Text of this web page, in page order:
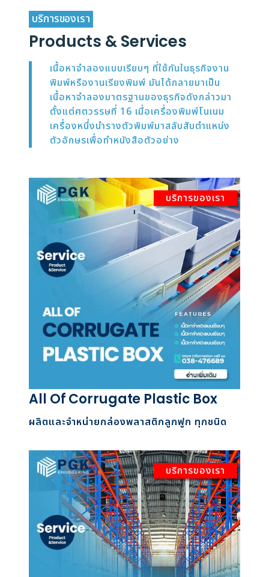
บริการของเรา
Products & Services
เนื้อหาจำลองแบบเรียบๆ ที่ใช้กันในธุรกิจงาน
พิมพ์หรืองานเรียงพิมพ์ มันได้กลายมาเป็น
เนื้อหาจำลองมาตรฐานของธุรกิจดังกล่าวมา
ตั้งแต่ศตวรรษที่ 16 เมื่อเครื่องพิมพ์โนเนม
เครื่องหนึ่งนำรางตัวพิมพ์มาสลับสับตำแหน่ง
ตัวอักษรเพื่อทำหนังสือตัวอย่าง
บริการของเรา
All Of Corrugate Plastic Box
ผลิตและจำหน่ายกล่องพลาสติกลูกฟูก ทุกชนิด
บริการของเรา